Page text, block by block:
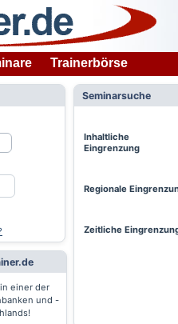
Trainerbörse
einer der
und -
Seminarsuche
Inhaltliche
Eingrenzung
Regionale
Zeitliche